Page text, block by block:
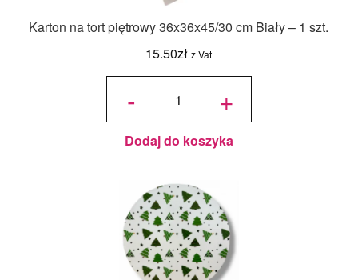
Karton na tort piętrowy 36x36x45/30 cm Biały – 1 szt.
15.50zł z Vat
-
ilość Karton
36x36x45/30
cm Biały - 1
szt. +
Dodaj do koszyka